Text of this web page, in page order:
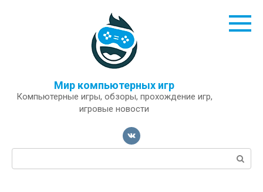
Мир компьютерных игр
Компьютерные игры, обзоры, прохождение игр,
игровые новости
Поиск: